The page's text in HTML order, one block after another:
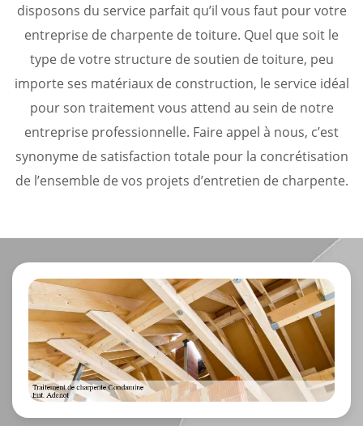
disposons du service parfait qu’il vous faut pour votre
entreprise de charpente de toiture. Quel que soit le
type de votre structure de soutien de toiture, peu
importe ses matériaux de construction, le service idéal
pour son traitement vous attend au sein de notre
entreprise professionnelle. Faire appel à nous, c’est
synonyme de satisfaction totale pour la concrétisation
de l’ensemble de vos projets d’entretien de charpente.